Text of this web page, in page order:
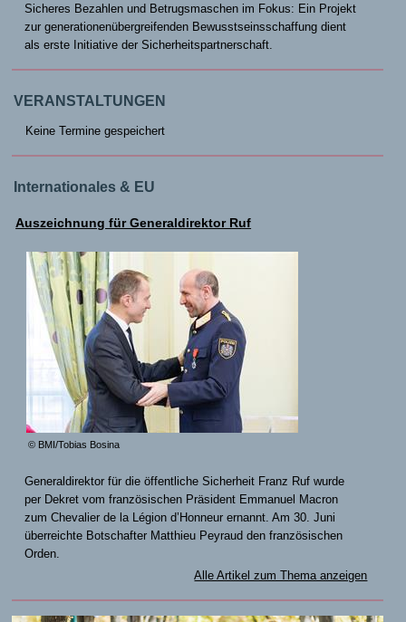
Sicheres Bezahlen und Betrugsmaschen im Fokus: Ein Projekt
zur generationenübergreifenden Bewusstseinsschaffung dient
als erste Initiative der Sicherheitspartnerschaft.
VERANSTALTUNGEN
Keine Termine gespeichert
Internationales & EU
Auszeichnung für Generaldirektor Ruf
© BMI/Tobias Bosina
Generaldirektor für die öffentliche Sicherheit Franz Ruf wurde
per Dekret vom französischen Präsident Emmanuel Macron
zum Chevalier de la Légion d’Honneur ernannt. Am 30. Juni
überreichte Botschafter Matthieu Peyraud den französischen
Orden.
Alle Artikel zum Thema anzeigen